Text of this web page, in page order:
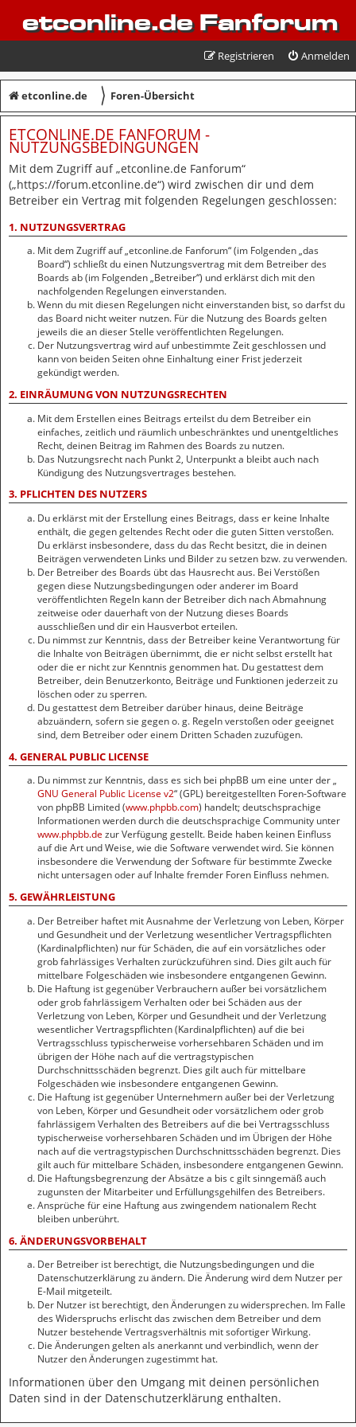
etconline.de Fanforum
Anmelden
Registrieren
etconline.de 〉 Foren-Übersicht
ETCONLINE.DE FANFORUM -
NUTZUNGSBEDINGUNGEN
Mit dem Zugriff auf „etconline.de Fanforum“
(„https://forum.etconline.de“) wird zwischen dir und dem
Betreiber ein Vertrag mit folgenden Regelungen geschlossen:
1. NUTZUNGSVERTRAG
Mit dem Zugriff auf „etconline.de Fanforum“ (im Folgenden „das
Board“) schließt du einen Nutzungsvertrag mit dem Betreiber des
Boards ab (im Folgenden „Betreiber“) und erklärst dich mit den
nachfolgenden Regelungen einverstanden.
Wenn du mit diesen Regelungen nicht einverstanden bist, so darfst du
das Board nicht weiter nutzen. Für die Nutzung des Boards gelten
jeweils die an dieser Stelle veröffentlichten Regelungen.
Der Nutzungsvertrag wird auf unbestimmte Zeit geschlossen und
kann von beiden Seiten ohne Einhaltung einer Frist jederzeit
gekündigt werden.
2. EINRÄUMUNG VON NUTZUNGSRECHTEN
Mit dem Erstellen eines Beitrags erteilst du dem Betreiber ein
einfaches, zeitlich und räumlich unbeschränktes und unentgeltliches
Recht, deinen Beitrag im Rahmen des Boards zu nutzen.
Das Nutzungsrecht nach Punkt 2, Unterpunkt a bleibt auch nach
Kündigung des Nutzungsvertrages bestehen.
3. PFLICHTEN DES NUTZERS
Du erklärst mit der Erstellung eines Beitrags, dass er keine Inhalte
enthält, die gegen geltendes Recht oder die guten Sitten verstoßen.
Du erklärst insbesondere, dass du das Recht besitzt, die in deinen
Beiträgen verwendeten Links und Bilder zu setzen bzw. zu verwenden.
Der Betreiber des Boards übt das Hausrecht aus. Bei Verstößen
gegen diese Nutzungsbedingungen oder anderer im Board
veröffentlichten Regeln kann der Betreiber dich nach Abmahnung
zeitweise oder dauerhaft von der Nutzung dieses Boards
ausschließen und dir ein Hausverbot erteilen.
Du nimmst zur Kenntnis, dass der Betreiber keine Verantwortung für
die Inhalte von Beiträgen übernimmt, die er nicht selbst erstellt hat
oder die er nicht zur Kenntnis genommen hat. Du gestattest dem
Betreiber, dein Benutzerkonto, Beiträge und Funktionen jederzeit zu
löschen oder zu sperren.
Du gestattest dem Betreiber darüber hinaus, deine Beiträge
abzuändern, sofern sie gegen o. g. Regeln verstoßen oder geeignet
sind, dem Betreiber oder einem Dritten Schaden zuzufügen.
4. GENERAL PUBLIC LICENSE
Du nimmst zur Kenntnis, dass es sich bei phpBB um eine unter der „
GNU General Public License v2“ (GPL) bereitgestellten Foren-Software
von phpBB Limited (www.phpbb.com) handelt; deutschsprachige
Informationen werden durch die deutschsprachige Community unter
www.phpbb.de zur Verfügung gestellt. Beide haben keinen Einfluss
auf die Art und Weise, wie die Software verwendet wird. Sie können
insbesondere die Verwendung der Software für bestimmte Zwecke
nicht untersagen oder auf Inhalte fremder Foren Einfluss nehmen.
5. GEWÄHRLEISTUNG
Der Betreiber haftet mit Ausnahme der Verletzung von Leben, Körper
und Gesundheit und der Verletzung wesentlicher Vertragspflichten
(Kardinalpflichten) nur für Schäden, die auf ein vorsätzliches oder
grob fahrlässiges Verhalten zurückzuführen sind. Dies gilt auch für
mittelbare Folgeschäden wie insbesondere entgangenen Gewinn.
Die Haftung ist gegenüber Verbrauchern außer bei vorsätzlichem
oder grob fahrlässigem Verhalten oder bei Schäden aus der
Verletzung von Leben, Körper und Gesundheit und der Verletzung
wesentlicher Vertragspflichten (Kardinalpflichten) auf die bei
Vertragsschluss typischerweise vorhersehbaren Schäden und im
übrigen der Höhe nach auf die vertragstypischen
Durchschnittsschäden begrenzt. Dies gilt auch für mittelbare
Folgeschäden wie insbesondere entgangenen Gewinn.
Die Haftung ist gegenüber Unternehmern außer bei der Verletzung
von Leben, Körper und Gesundheit oder vorsätzlichem oder grob
fahrlässigem Verhalten des Betreibers auf die bei Vertragsschluss
typischerweise vorhersehbaren Schäden und im Übrigen der Höhe
nach auf die vertragstypischen Durchschnittsschäden begrenzt. Dies
gilt auch für mittelbare Schäden, insbesondere entgangenen Gewinn.
Die Haftungsbegrenzung der Absätze a bis c gilt sinngemäß auch
zugunsten der Mitarbeiter und Erfüllungsgehilfen des Betreibers.
Ansprüche für eine Haftung aus zwingendem nationalem Recht
bleiben unberührt.
6. ÄNDERUNGSVORBEHALT
Der Betreiber ist berechtigt, die Nutzungsbedingungen und die
Datenschutzerklärung zu ändern. Die Änderung wird dem Nutzer per
E-Mail mitgeteilt.
Der Nutzer ist berechtigt, den Änderungen zu widersprechen. Im Falle
des Widerspruchs erlischt das zwischen dem Betreiber und dem
Nutzer bestehende Vertragsverhältnis mit sofortiger Wirkung.
Die Änderungen gelten als anerkannt und verbindlich, wenn der
Nutzer den Änderungen zugestimmt hat.
Informationen über den Umgang mit deinen persönlichen
Daten sind in der Datenschutzerklärung enthalten.